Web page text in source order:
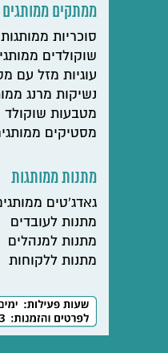
ממתקים ממותגים
סוכריות ממותגות
שוקולדים
עוגיות מזל עם
נשיקות מרנג
מטבעות שוקולד
מסטיקים
מתנות ממותגות
גאדג'טים
מתנות לעובדים
מתנות למנהלים
מתנות ללקוחות